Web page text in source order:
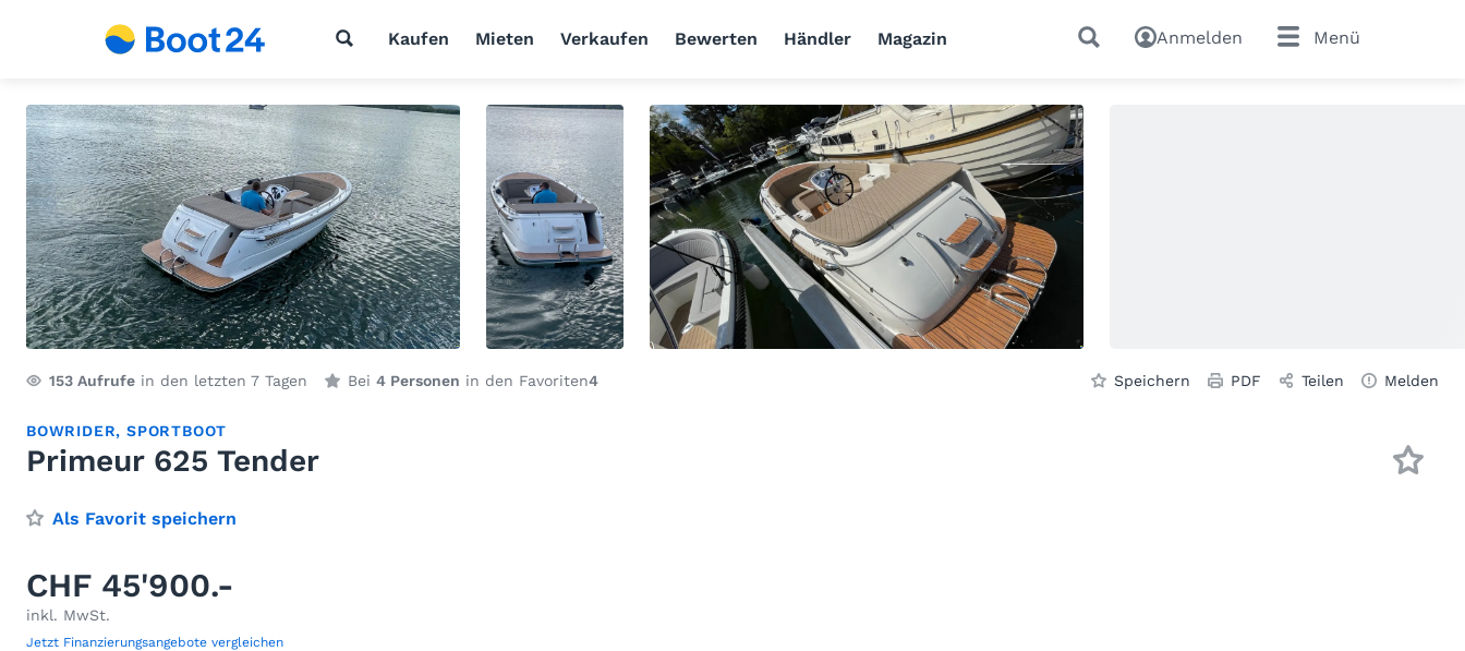
Kaufen Mieten Verkaufen Bewerten Händler Magazin Anmelden Menü
153 Aufrufe in den letzten 7 Tagen Bei 4 Personen in den Favoriten4 Speichern PDF Teilen Melden
BOWRIDER,SPORTBOOT
Primeur 625 Tender
Als Favorit speichern
CHF 45'900.-
inkl. MwSt.
Jetzt Finanzierungsangebote vergleichen